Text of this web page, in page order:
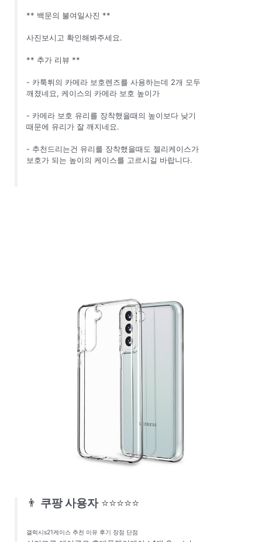
** 백문의 불여일사진 **
사진보시고 확인해봐주세요.
** 추가 리뷰 **
- 카툭튀의 카메라 보호렌즈를 사용하는데 2개 모두
깨졌네요, 케이스의 카메라 보호 높이가
- 카메라 보호 유리를 장착했을때의 높이보다 낮기
때문에 유리가 잘 깨지네요.
- 추천드리는건 유리를 장착했을때도 젤리케이스가
보호가 되는 높이의 케이스를 고르시길 바랍니다.
👨 쿠팡 사용자 ⭐⭐⭐⭐⭐
갤럭시s21케이스 추천 이유 후기 장점 단점